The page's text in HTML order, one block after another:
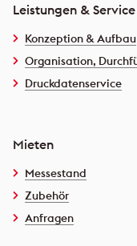
Leistungen & Service
Konzeption & Aufbau
Organisation,
Druckdatenservice
Mieten
Messestand
Zubehör
Anfragen